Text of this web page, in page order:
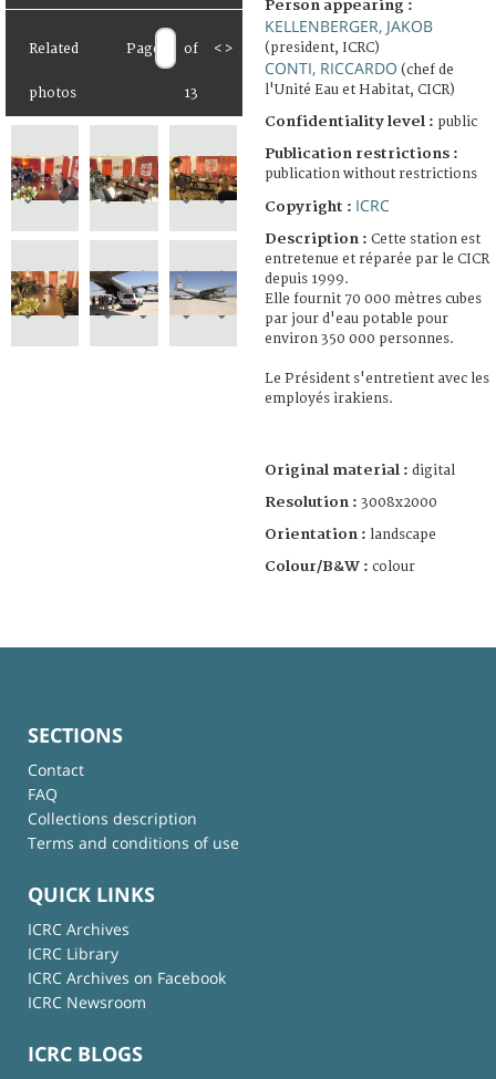
Related
photos
Page of
13
< >
Person appearing :
KELLENBERGER, JAKOB
(president, ICRC)
CONTI, RICCARDO (chef de
l'Unité Eau et Habitat, CICR)
Confidentiality level : public
Publication restrictions :
publication without restrictions
Copyright : ICRC
Description : Cette station est
entretenue et réparée par le CICR
depuis 1999.
Elle fournit 70 000 mètres cubes
par jour d'eau potable pour
environ 350 000 personnes.
Le Président s'entretient avec les
employés irakiens.
Original material : digital
Resolution : 3008x2000
Orientation : landscape
Colour/B&W : colour
SECTIONS
Contact
FAQ
Collections description
Terms and conditions of use
QUICK LINKS
ICRC Archives
ICRC Library
ICRC Archives on Facebook
ICRC Newsroom
ICRC BLOGS